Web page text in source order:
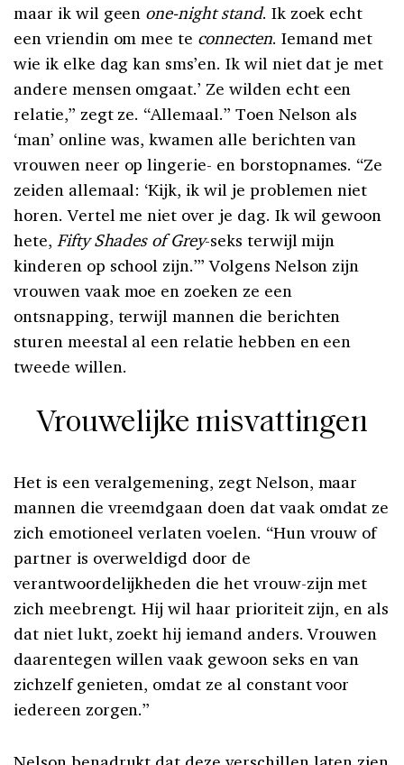
maar ik wil geen one-night stand. Ik zoek echt
een vriendin om mee te connecten. Iemand met
wie ik elke dag kan sms’en. Ik wil niet dat je met
andere mensen omgaat.’ Ze wilden echt een
relatie,” zegt ze. “Allemaal.” Toen Nelson als
‘man’ online was, kwamen alle berichten van
vrouwen neer op lingerie- en borstopnames. “Ze
zeiden allemaal: ‘Kijk, ik wil je problemen niet
horen. Vertel me niet over je dag. Ik wil gewoon
hete, Fifty Shades of Grey-seks terwijl mijn
kinderen op school zijn.’” Volgens Nelson zijn
vrouwen vaak moe en zoeken ze een
ontsnapping, terwijl mannen die berichten
sturen meestal al een relatie hebben en een
tweede willen.
Vrouwelijke misvattingen
Het is een veralgemening, zegt Nelson, maar
mannen die vreemdgaan doen dat vaak omdat ze
zich emotioneel verlaten voelen. “Hun vrouw of
partner is overweldigd door de
verantwoordelijkheden die het vrouw-zijn met
zich meebrengt. Hij wil haar prioriteit zijn, en als
dat niet lukt, zoekt hij iemand anders. Vrouwen
daarentegen willen vaak gewoon seks en van
zichzelf genieten, omdat ze al constant voor
iedereen zorgen.”